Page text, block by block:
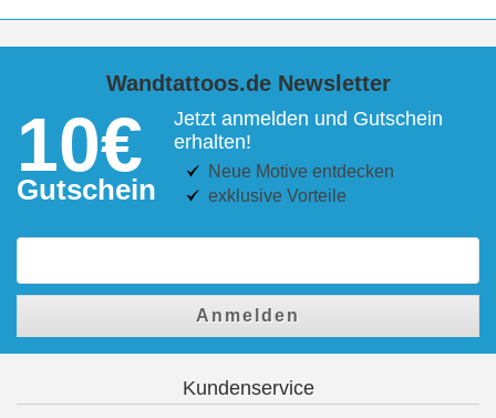
Wandtattoos.de Newsletter
10€
Gutschein
Jetzt anmelden und Gutschein
erhalten!
Neue Motive entdecken
exklusive Vorteile
Anmelden
Kundenservice